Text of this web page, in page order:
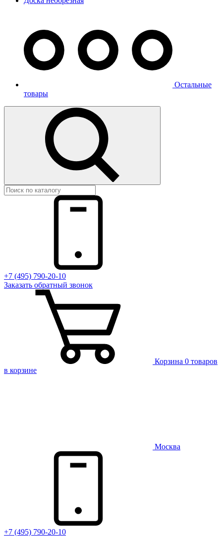
Остальные
товары
+7 (495) 790-20-10
Заказать обратный звонок
Корзина 0 товаров
в корзине
Москва
+7 (495) 790-20-10